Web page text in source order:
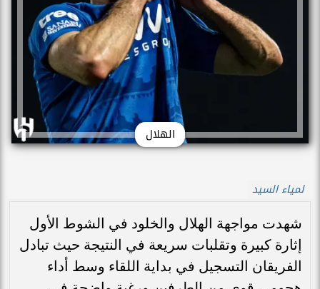
الهلال
لمياء السيد
شهدت مواجهة الهلال والخلود في الشوط الأول
إثارة كبيرة وتقلبات سريعة في النتيجة حيث تبادل
الفريقان التسجيل في بداية اللقاء وسط أداء